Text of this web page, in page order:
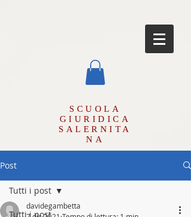
SCUOLA
GIURIDICA
SALERNITA
NA
Post
Tutti i post
Tutti i post
davidegambetta